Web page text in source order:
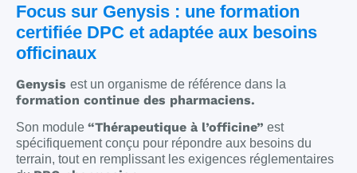
Focus sur Genysis : une formation
certifiée DPC et adaptée aux besoins
officinaux
Genysis est un organisme de référence dans la
formation continue des pharmaciens.
Son module “Thérapeutique à l’officine” est
spécifiquement conçu pour répondre aux besoins du
terrain, tout en remplissant les exigences réglementaires